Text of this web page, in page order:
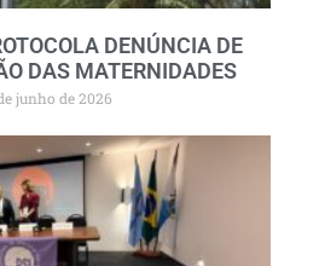
DENÚNCIA DE
DAS MATERNIDADES
junho de 2026